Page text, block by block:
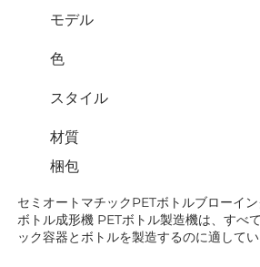
モデル
色
スタイル
材質
梱包
セミオートマチックPETボトルブローイ
ボトル成形機 PETボトル製造機は、すべ
ック容器とボトルを製造するのに適して